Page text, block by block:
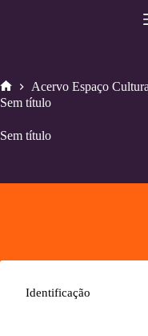
Home
Acervo Espaço
Sem título
Sem título
Identificação